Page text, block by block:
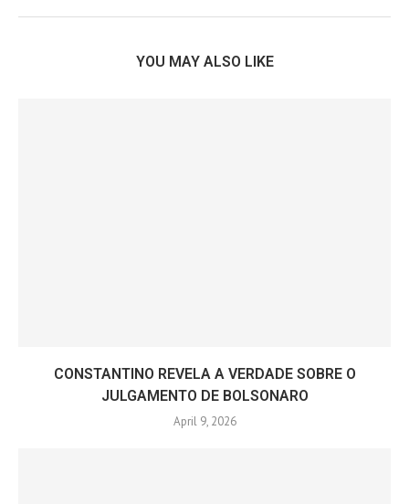
YOU MAY ALSO LIKE
CONSTANTINO REVELA A VERDADE SOBRE O
JULGAMENTO DE BOLSONARO
April 9, 2026